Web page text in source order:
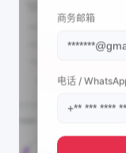
商务邮箱
电话 /